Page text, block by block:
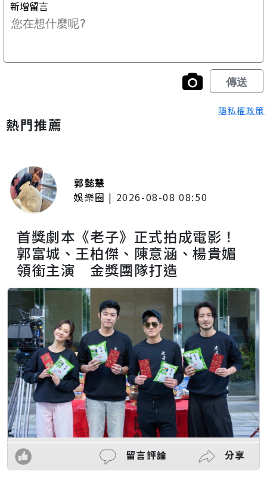
隱私權政策
熱門推薦
郭懿慧
娛樂圈 | 2026-08-08 08:50
首獎劇本《老子》正式拍成電影！
郭富城、王柏傑、陳意涵、楊貴媚
領銜主演 金獎團隊打造
留言評論 分享